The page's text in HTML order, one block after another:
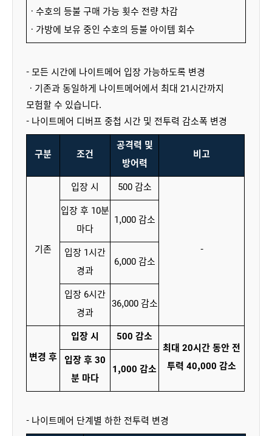
ㆍ수호의 등불 구매 가능 횟수 전량 차감
ㆍ가방에 보유 중인 수호의 등불 아이템 회수
- 모든 시간에 나이트메어 입장 가능하도록 변경
ㆍ기존과 동일하게 나이트메어에서 최대 21시간까지
모험할 수 있습니다.
- 나이트메어 디버프 중첩 시간 및 전투력 감소폭 변경
구분 조건
공격력 및
방어력
비고
기존
입장 시 500 감소
-
입장 후 10분
마다
1,000 감소
입장 1시간
경과
6,000 감소
입장 6시간
경과
36,000 감소
변경 후
입장 시
500 감소
최대 20시간 동안 전
투력 40,000 감소
입장 후 30
분 마다
1,000 감소
- 나이트메어 단계별 하한 전투력 변경